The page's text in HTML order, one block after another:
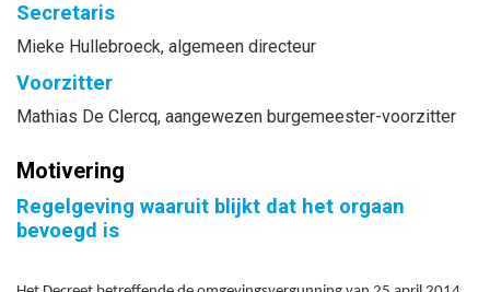
Secretaris
Mieke Hullebroeck, algemeen directeur
Voorzitter
Mathias De Clercq, aangewezen burgemeester-voorzitter
Motivering
Regelgeving waaruit blijkt dat het orgaan
bevoegd is